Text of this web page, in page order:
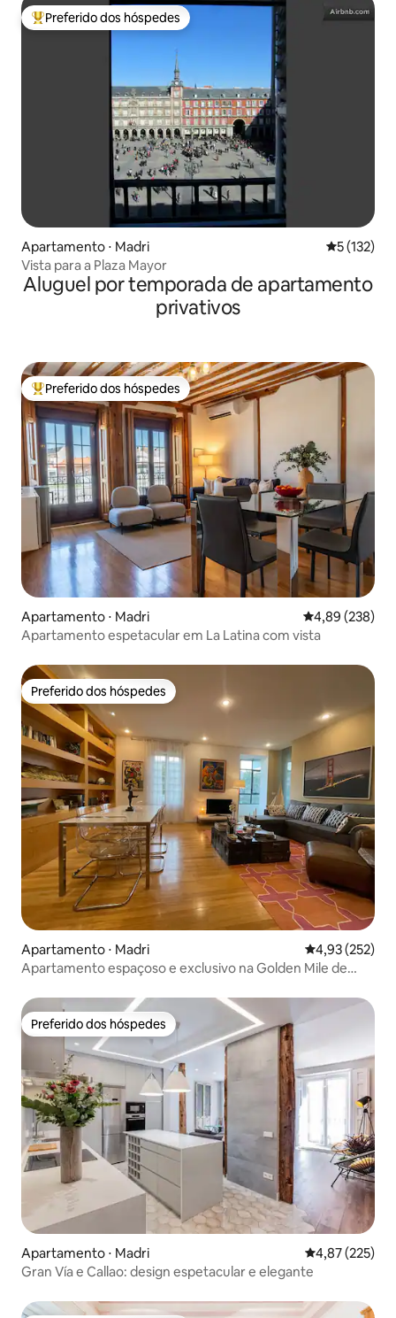
Entre os melhores preferidos dos hóspedes
Preferido dos hóspedes
Apartamento ⋅ Madri 5 de uma
5 (132)
Vista para a Plaza Mayor
Aluguel por temporada de apartamento
privativos
Entre os melhores preferidos dos hóspedes
Preferido dos hóspedes
Apartamento ⋅ Madri 4,89 de uma
4,89 (238)
Apartamento espetacular em La Latina com vista
Preferido dos hóspedes
Preferido dos hóspedes
Apartamento ⋅ Madri 4,93 de uma
4,93 (252)
Apartamento espaçoso e exclusivo na Golden Mile de
Preferido dos hóspedes
Preferido dos hóspedes
Apartamento ⋅ Madri 4,87 de uma
4,87 (225)
Gran Vía e Callao: design espetacular e elegante